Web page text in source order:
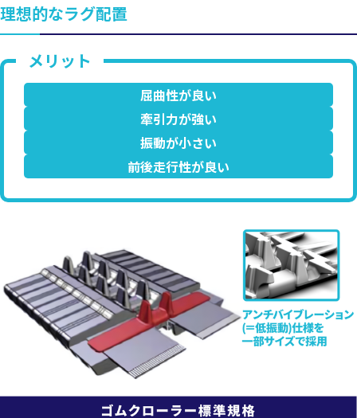
理想的なラグ配置
屈曲性が良い
牽引力が強い
振動が小さい
前後走行性が良い